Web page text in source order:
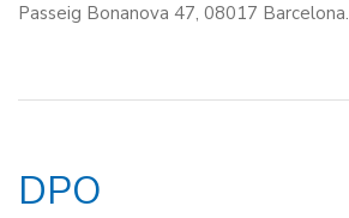
Passeig Bonanova 47, 08017 Barcelona.
DPO